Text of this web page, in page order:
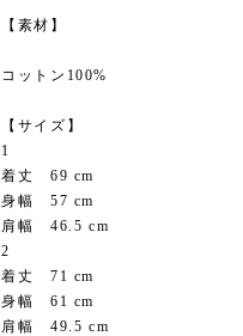
【素材】
コットン100%
【サイズ】
1
着丈 69 cm
身幅 57 cm
肩幅 46.5 cm
2
着丈 71 cm
身幅 61 cm
肩幅 49.5 cm